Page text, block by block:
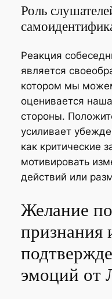
Роль
Реакция
является
котором мы
оценивается
стороны.
усиливает
как критические
мотивировать
действий или
Желание
признания
эмоций от